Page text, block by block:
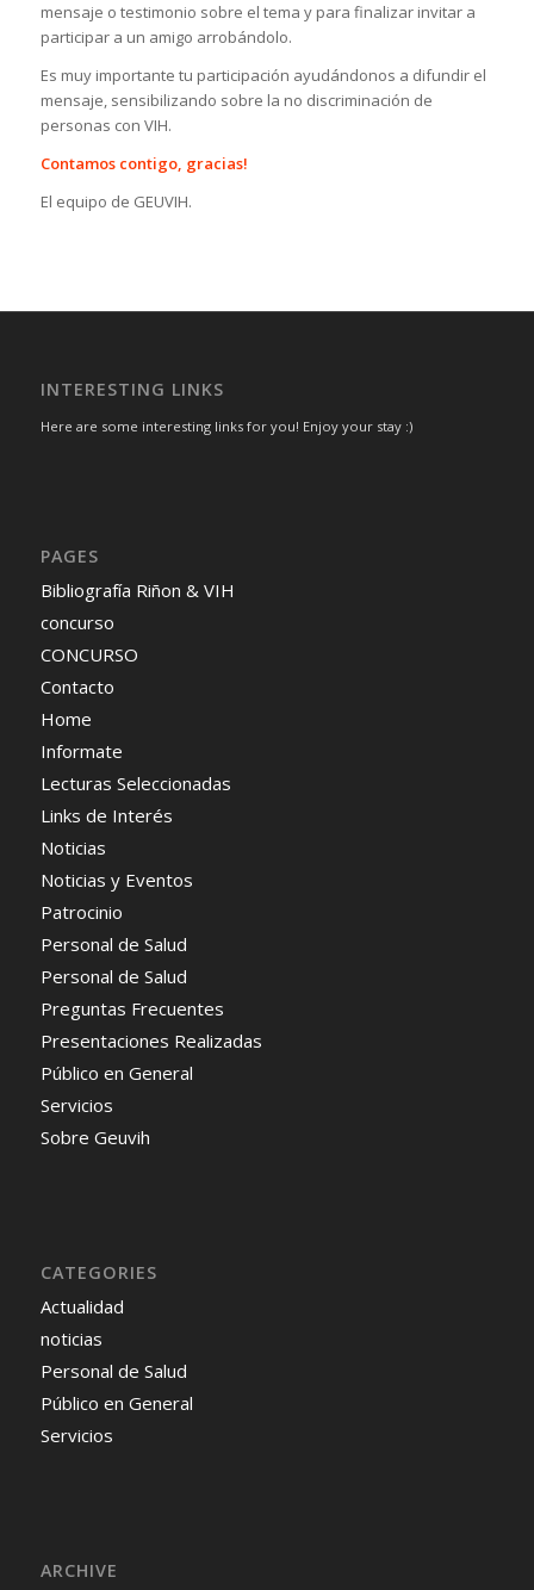
mensaje o testimonio sobre el tema y para finalizar invitar a
participar a un amigo arrobándolo.
Es muy importante tu participación ayudándonos a difundir el
mensaje, sensibilizando sobre la no discriminación de
personas con VIH.
Contamos contigo, gracias!
El equipo de GEUVIH.
INTERESTING LINKS
Here are some interesting links for you! Enjoy your stay :)
PAGES
Bibliografía Riñon & VIH
concurso
CONCURSO
Contacto
Home
Informate
Lecturas Seleccionadas
Links de Interés
Noticias
Noticias y Eventos
Patrocinio
Personal de Salud
Personal de Salud
Preguntas Frecuentes
Presentaciones Realizadas
Público en General
Servicios
Sobre Geuvih
CATEGORIES
Actualidad
noticias
Personal de Salud
Público en General
Servicios
ARCHIVE